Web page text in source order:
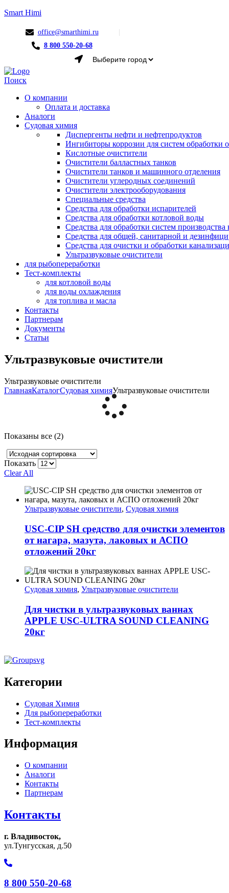
Smart Himi
8 800 550-20-68
office@smarthimi.ru
Menu
Поиск
О компании
Оплата и доставка
Аналоги
Судовая химия
Диспергенты нефти и нефтепродуктов
Ингибиторы коррозии для систем
Кислотные очистители
Очистители балластных танков
Очистители танков и машинного отделения
Очистители углеродных соединений
Очистители электрооборудования
Специальные средства
Средства для обработки испарителей
Средства для обработки котловой воды
Средства для обработки систем
Средства для общей, санитарной и
Средства для очистки и обработки
Ультразвуковые очистители
для рыбопереработки
Тест-комплекты
для котловой воды
для воды охлаждения
для топлива и масла
Контакты
Партнерам
Документы
Статьи
Ультразвуковые очистители
Ультразвуковые очистители
ГлавнаяКаталогСудовая химияУльтразвуковые очистители
Показаны все (2)
Показать
Clear All
Ультразвуковые очистители, Судовая химия
USC-CIP SH средство для очистки элементов
от нагара, мазута, лаковых и АСПО
отложений 20кг
Судовая химия, Ультразвуковые очистители
Для чистки в ультразвуковых ваннах
APPLE USC-ULTRA SOUND CLEANING
20кг
Категории
Судовая Химия
Для рыбопереработки
Тест-комплекты
Информация
О компании
Аналоги
Контакты
Партнерам
Контакты
г. Владивосток,
ул.Тунгусская, д.50
8 800 550-20-68